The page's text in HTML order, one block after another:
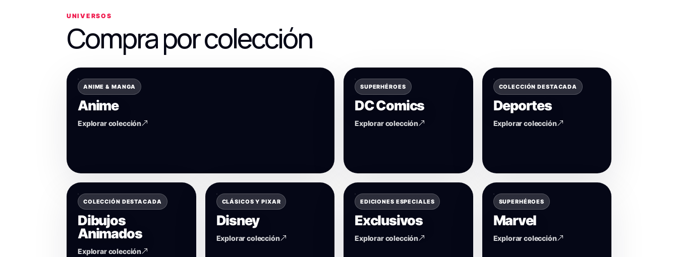
UNIVERSOS
Compra por colección
ANIME & MANGA
Anime
Explorar colección
SUPERHÉROES
DC Comics
Explorar colección
COLECCIÓN DESTACADA
Deportes
Explorar colección
COLECCIÓN DESTACADA
Dibujos
Animados
Explorar colección
CLÁSICOS Y PIXAR
Disney
Explorar colección
EDICIONES ESPECIALES
Exclusivos
Explorar colección
SUPERHÉROES
Marvel
Explorar colección